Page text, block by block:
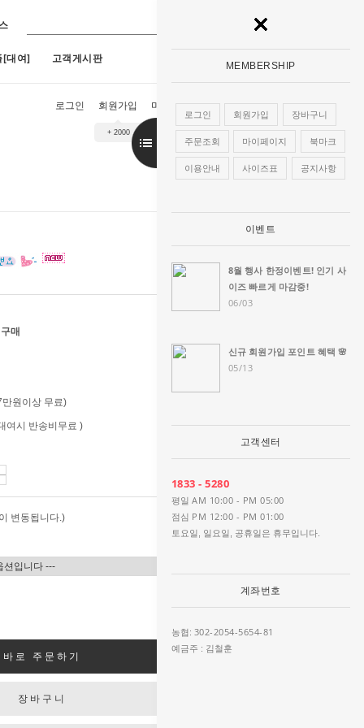
[대여] 고객게시판
[구매]아루네스진주 (1호~13호) [구매]아란한복드레스(핑크)(1호~13
로그인 회원가입
+ 2000
마이페이지 장바구니 주문조회
MEMBERSHIP
로그인 회원가입 장바구니
주문조회 마이페이지 북마크
이용안내 사이즈표 공지사항
이벤트
8월 행사 한정이벤트! 인기 사
이즈 빠르게 마감중!
06/03
신규 회원가입 포인트 혜택 🌸
05/13
고객센터
1833 - 5280
평일 AM 10:00 - PM 05:00
점심 PM 12:00 - PM 01:00
토요일, 일요일, 공휴일은 휴무입니다.
계좌번호
농협: 302-2054-5654-81
예금주 : 김철훈
매
원이상 무료)
여시 반송비무료 )
변동됩니다.)
바로 주문하기
장바구니